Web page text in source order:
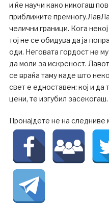
и ќе научи како никогаш
приближите
челични граници. Кога
тој не се обидува да ја
оди. Неговата гордост не
да моли за искреност.
се враќа таму каде што
свет е едноставен: кој и да
цени, те изгубил засекогаш.
Пронајдете не на следниве